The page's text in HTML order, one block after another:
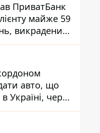
ПриватБанк
майже 59
викрадених
авто, що
Україні, через